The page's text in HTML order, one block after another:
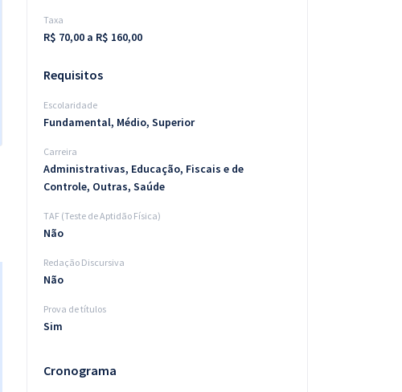
Taxa
R$ 70,00 a R$ 160,00
Requisitos
Escolaridade
Fundamental, Médio, Superior
Carreira
Administrativas, Educação, Fiscais e de
Controle, Outras, Saúde
TAF (Teste de Aptidão Física)
Não
Redação Discursiva
Não
Prova de títulos
Sim
Cronograma